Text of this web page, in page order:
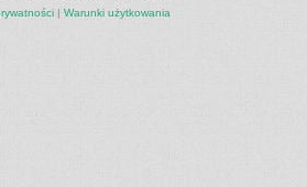
| Warunki użytkowania